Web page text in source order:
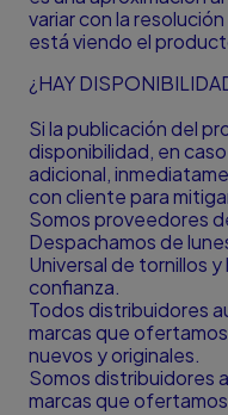
variar con la
está viendo el
¿HAY
Si la publicación del
disponibilidad, en
adicional,
con cliente para
Somos proveedores
Despachamos de
Universal de tornillos
confianza.
Todos distribuidores
marcas que
nuevos y originales.
Somos distribuidores
marcas que ofertamos